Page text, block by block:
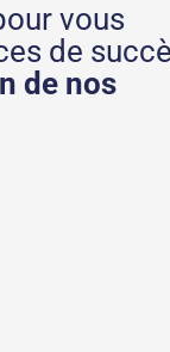
vous
de
de nos